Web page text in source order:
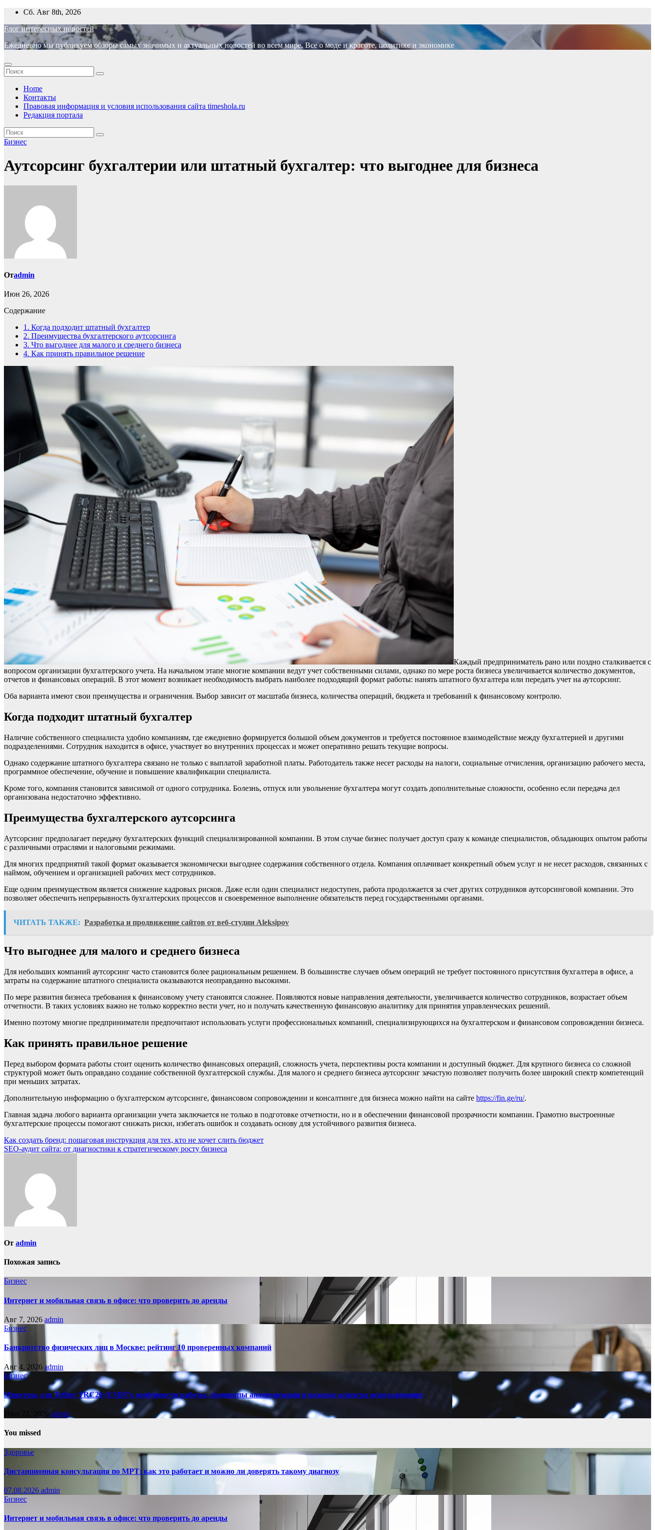
Перейти
содержимому
Сб. Авг 8th, 2026
Блог интересных новостей
Ежедневно мы публикуем обзоры самых значимых и актуальных новостей во всем мире. Все о моде и красоте, политике и экономике
Home
Контакты
Правовая информация и условия использования сайта timeshola.ru
Редакция портала
Бизнес
Аутсорсинг бухгалтерии или штатный бухгалтер: что выгоднее для бизнеса
Отadmin
Июн 26, 2026
Содержание
1. Когда подходит штатный бухгалтер
2. Преимущества бухгалтерского аутсорсинга
3. Что выгоднее для малого и среднего бизнеса
4. Как принять правильное решение
Каждый предприниматель рано или поздно сталкивается с
вопросом организации бухгалтерского учета. На начальном этапе многие компании ведут учет собственными силами, однако по мере роста бизнеса увеличивается количество документов,
отчетов и финансовых операций. В этот момент возникает необходимость выбрать наиболее подходящий формат работы: нанять штатного бухгалтера или передать учет на аутсорсинг.
Оба варианта имеют свои преимущества и ограничения. Выбор зависит от масштаба бизнеса, количества операций, бюджета и требований к финансовому контролю.
Когда подходит штатный бухгалтер
Наличие собственного специалиста удобно компаниям, где ежедневно формируется большой объем документов и требуется постоянное взаимодействие между бухгалтерией и другими
подразделениями. Сотрудник находится в офисе, участвует во внутренних процессах и может оперативно решать текущие вопросы.
Однако содержание штатного бухгалтера связано не только с выплатой заработной платы. Работодатель также несет расходы на налоги, социальные отчисления, организацию рабочего места,
программное обеспечение, обучение и повышение квалификации специалиста.
Кроме того, компания становится зависимой от одного сотрудника. Болезнь, отпуск или увольнение бухгалтера могут создать дополнительные сложности, особенно если передача дел
организована недостаточно эффективно.
Преимущества бухгалтерского аутсорсинга
Аутсорсинг предполагает передачу бухгалтерских функций специализированной компании. В этом случае бизнес получает доступ сразу к команде специалистов, обладающих опытом работы
с различными отраслями и налоговыми режимами.
Для многих предприятий такой формат оказывается экономически выгоднее содержания собственного отдела. Компания оплачивает конкретный объем услуг и не несет расходов, связанных с
наймом, обучением и организацией рабочих мест сотрудников.
Еще одним преимуществом является снижение кадровых рисков. Даже если один специалист недоступен, работа продолжается за счет других сотрудников аутсорсинговой компании. Это
позволяет обеспечить непрерывность бухгалтерских процессов и своевременное выполнение обязательств перед государственными органами.
ЧИТАТЬ ТАКЖЕ: Разработка и продвижение сайтов от веб-студии Aleksipov
Что выгоднее для малого и среднего бизнеса
Для небольших компаний аутсорсинг часто становится более рациональным решением. В большинстве случаев объем операций не требует постоянного присутствия бухгалтера в офисе, а
затраты на содержание штатного специалиста оказываются неоправданно высокими.
По мере развития бизнеса требования к финансовому учету становятся сложнее. Появляются новые направления деятельности, увеличивается количество сотрудников, возрастает объем
отчетности. В таких условиях важно не только корректно вести учет, но и получать качественную финансовую аналитику для принятия управленческих решений.
Именно поэтому многие предприниматели предпочитают использовать услуги профессиональных компаний, специализирующихся на бухгалтерском и финансовом сопровождении бизнеса.
Как принять правильное решение
Перед выбором формата работы стоит оценить количество финансовых операций, сложность учета, перспективы роста компании и доступный бюджет. Для крупного бизнеса со сложной
структурой может быть оправдано создание собственной бухгалтерской службы. Для малого и среднего бизнеса аутсорсинг зачастую позволяет получить более широкий спектр компетенций
при меньших затратах.
Дополнительную информацию о бухгалтерском аутсорсинге, финансовом сопровождении и консалтинге для бизнеса можно найти на сайте https://fin.ge/ru/.
Главная задача любого варианта организации учета заключается не только в подготовке отчетности, но и в обеспечении финансовой прозрачности компании. Грамотно выстроенные
бухгалтерские процессы помогают снижать риски, избегать ошибок и создавать основу для устойчивого развития бизнеса.
Навигация
по
Как создать бренд: пошаговая инструкция для тех, кто не хочет слить бюджет
SEO-аудит сайта: от диагностики к стратегическому росту бизнеса
От admin
Похожая запись
Бизнес
Интернет и мобильная связь в офисе: что проверить до аренды
Авг 7, 2026 admin
Бизнес
Банкротство физических лиц в Москве: рейтинг 10 проверенных компаний
Авг 4, 2026 admin
Бизнес
Миксеры для Tether TRC20 (USDT): особенности работы, принципы анонимизации и важные аспекты использования
Июл 22, 2026admin
You missed
Здоровье
Дистанционная консультация по МРТ: как это работает и можно ли доверять такому диагнозу
07.08.2026 admin
Бизнес
Интернет и мобильная связь в офисе: что проверить до аренды